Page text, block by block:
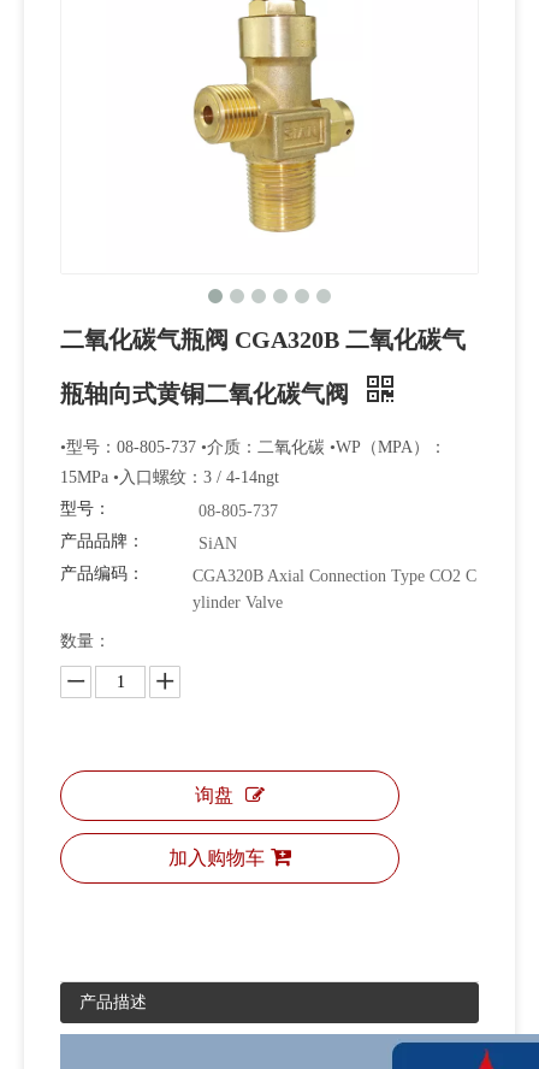
轴向连接式二氧化碳安全工业气体阀
二氧化碳气瓶阀 CGA320B 二氧化碳气
瓶轴向式黄铜二氧化碳气阀
•型号：08-805-737 •介质：二氧化碳 •WP（MPA）：
15MPa •入口螺纹：3 / 4-14ngt
型号：
08-805-737
产品品牌：
SiAN
产品编码：
CGA320B Axial Connection Type CO2 C
ylinder Valve
数量：
询盘
加入购物车
产品描述